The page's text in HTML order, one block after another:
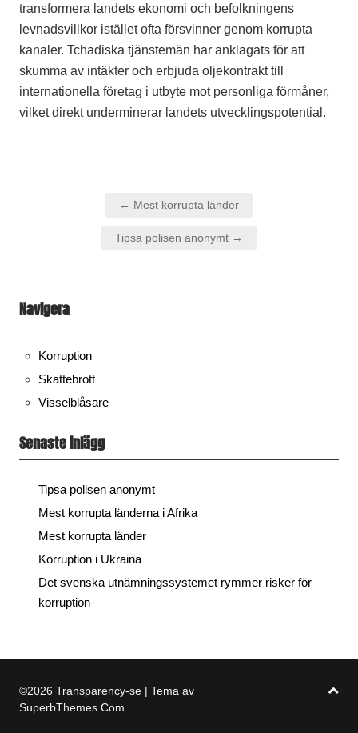
transformera landets ekonomi och befolkningens
levnadsvillkor istället ofta försvinner genom korrupta
kanaler. Tchadiska tjänstemän har anklagats för att
skumma av intäkter och erbjuda oljekontrakt till
internationella företag i utbyte mot personliga förmåner,
vilket direkt underminerar landets utvecklingspotential.
Inläggsnavigering← Mest korrupta länder
Tipsa polisen anonymt →
Navigera
Korruption
Skattebrott
Visselblåsare
Senaste inlägg
Tipsa polisen anonymt
Mest korrupta länderna i Afrika
Mest korrupta länder
Korruption i Ukraina
Det svenska utnämningssystemet rymmer risker för
korruption
©2026 Transparency-se | Tema av
SuperbThemes.Com